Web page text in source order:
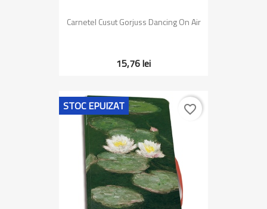
Carnetel Cusut Gorjuss Dancing On Air
15,76 lei
STOC EPUIZAT favorite_border